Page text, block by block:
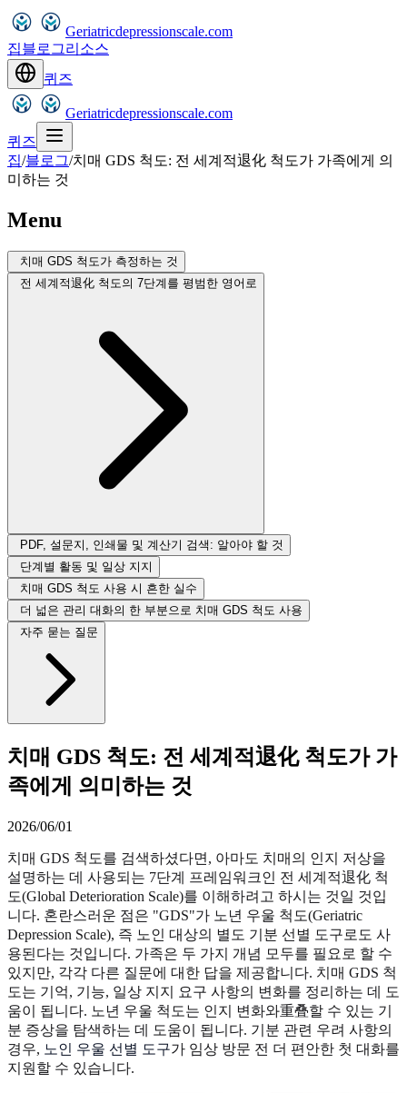
Geriatricdepressionscale.com
집블로그리소스
퀴즈
Geriatricdepressionscale.com
퀴즈
집/블로그/치매 GDS 척도: 전 세계적退化 척도가 가족에게 의
미하는 것
Menu
치매 GDS 척도가 측정하는 것
전 세계적退化 척도의 7단계를 평범한 영어로
PDF, 설문지, 인쇄물 및 계산기 검색: 알아야 할 것
단계별 활동 및 일상 지지
치매 GDS 척도 사용 시 흔한 실수
더 넓은 관리 대화의 한 부분으로 치매 GDS 척도 사용
자주 묻는 질문
치매 GDS 척도: 전 세계적退化 척도가 가
족에게 의미하는 것
2026/06/01
치매 GDS 척도를 검색하셨다면, 아마도 치매의 인지 저상을
설명하는 데 사용되는 7단계 프레임워크인 전 세계적退化 척
도(Global Deterioration Scale)를 이해하려고 하시는 것일 것입
니다. 혼란스러운 점은 "GDS"가 노년 우울 척도(Geriatric
Depression Scale), 즉 노인 대상의 별도 기분 선별 도구로도 사
용된다는 것입니다. 가족은 두 가지 개념 모두를 필요로 할 수
있지만, 각각 다른 질문에 대한 답을 제공합니다. 치매 GDS 척
도는 기억, 기능, 일상 지지 요구 사항의 변화를 정리하는 데 도
움이 됩니다. 노년 우울 척도는 인지 변화와重叠할 수 있는 기
분 증상을 탐색하는 데 도움이 됩니다. 기분 관련 우려 사항의
경우, 노인 우울 선별 도구가 임상 방문 전 더 편안한 첫 대화를
지원할 수 있습니다.